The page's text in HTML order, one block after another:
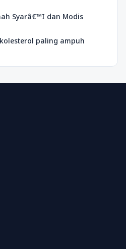
Syarâ€™I dan Modis
paling ampuh